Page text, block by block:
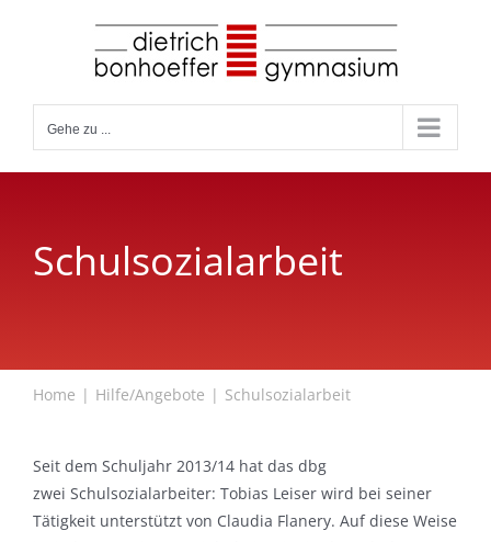
Gehe zu ...
Schulsozialarbeit
Home Hilfe/Angebote Schulsozialarbeit
Seit dem Schuljahr 2013/14 hat das dbg
zwei Schulsozialarbeiter: Tobias Leiser wird bei seiner
Tätigkeit unterstützt von Claudia Flanery. Auf diese Weise